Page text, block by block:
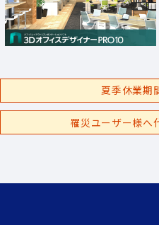
夏季休業期
罹災ユーザー様へ